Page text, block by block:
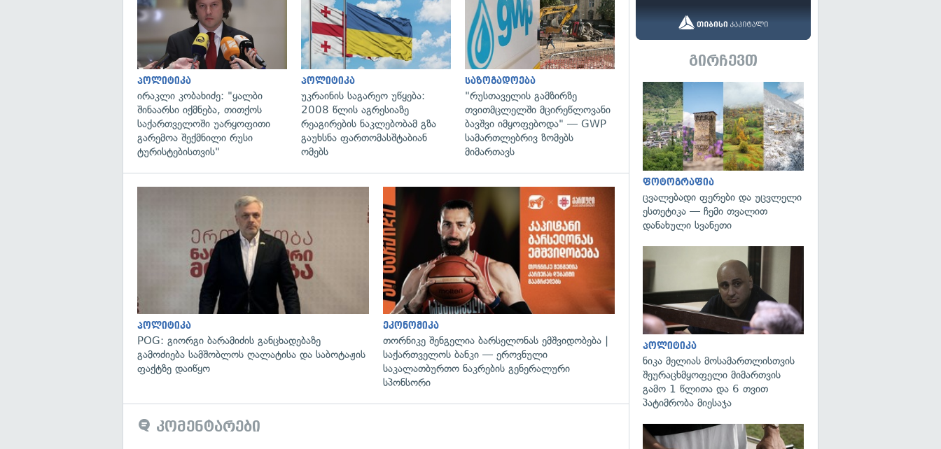
გადახედვა
პოლიტიკა
ირაკლი კობახიძე: "ყალბი
შინაარსი იქმნება, თითქოს
საქართველოში უარყოფითი
გარემოა შექმნილი რუსი
ტურისტებისთვის"
გადახედვა
პოლიტიკა
უკრაინის საგარეო უწყება:
2008 წლის აგრესიაზე
რეაგირების ნაკლებობამ გზა
გაუხსნა ფართომასშტაბიან
ომებს
საზოგადოება
"რუსთაველის გამზირზე
თვითმცლელში მცირეწლოვანი
ბავშვი იმყოფებოდა" — GWP
სამართლებრივ ზომებს
მიმართავს
პოლიტიკა
POG: გიორგი ბარამიძის განცხადებაზე
გამოძიება სამშობლოს ღალატისა და საბოტაჟის
ფაქტზე დაიწყო
ეკონომიკა
თორნიკე შენგელია ბარსელონას ემშვიდობება |
საქართველოს ბანკი — ეროვნული
საკალათბურთო ნაკრების გენერალური
სპონსორი
კომენტარები
გირჩევთ
ფოტოგრაფია
ცვალებადი ფერები და უცვლელი
ესთეტიკა — ჩემი თვალით
დანახული სვანეთი
პოლიტიკა
ნიკა მელიას მოსამართლისთვის
შეურაცხმყოფელი მიმართვის
გამო 1 წლითა და 6 თვით
პატიმრობა მიესაჯა